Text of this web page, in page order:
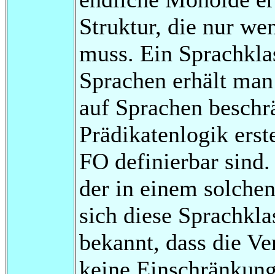
Struktur, die nur
muss. Ein
Sprachen erhält
auf Sprachen
Prädikatenlogik
FO definierbar
der in einem
sich diese
bekannt, dass die